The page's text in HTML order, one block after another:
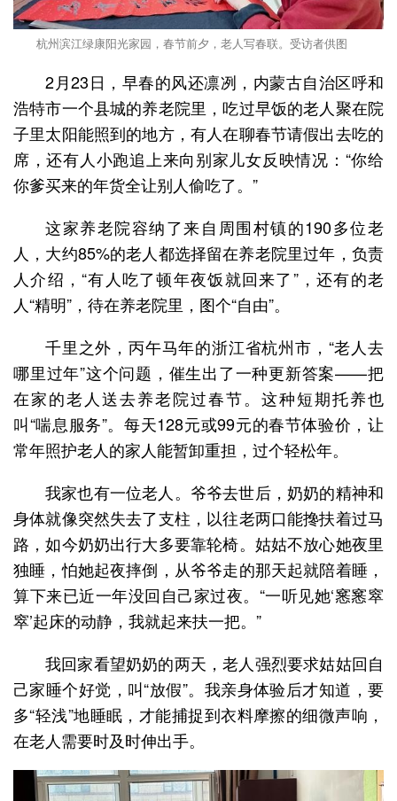
杭州滨江绿康阳光家园，春节前夕，老人写春联。受访者供图
2月23日，早春的风还凛冽，内蒙古自治区呼和
浩特市一个县城的养老院里，吃过早饭的老人聚在院
子里太阳能照到的地方，有人在聊春节请假出去吃的
席，还有人小跑追上来向别家儿女反映情况：“你给
你爹买来的年货全让别人偷吃了。”
这家养老院容纳了来自周围村镇的190多位老
人，大约85%的老人都选择留在养老院里过年，负责
人介绍，“有人吃了顿年夜饭就回来了”，还有的老
人“精明”，待在养老院里，图个“自由”。
千里之外，丙午马年的浙江省杭州市，“老人去
哪里过年”这个问题，催生出了一种更新答案——把
在家的老人送去养老院过春节。这种短期托养也
叫“喘息服务”。每天128元或99元的春节体验价，让
常年照护老人的家人能暂卸重担，过个轻松年。
我家也有一位老人。爷爷去世后，奶奶的精神和
身体就像突然失去了支柱，以往老两口能搀扶着过马
路，如今奶奶出行大多要靠轮椅。姑姑不放心她夜里
独睡，怕她起夜摔倒，从爷爷走的那天起就陪着睡，
算下来已近一年没回自己家过夜。“一听见她‘窸窸窣
窣’起床的动静，我就起来扶一把。”
我回家看望奶奶的两天，老人强烈要求姑姑回自
己家睡个好觉，叫“放假”。我亲身体验后才知道，要
多“轻浅”地睡眠，才能捕捉到衣料摩擦的细微声响，
在老人需要时及时伸出手。